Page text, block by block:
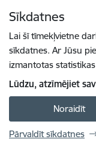
Sīkdatnes
Lai šī tīmekļvietne
sīkdatnes. Ar Jūsu
izmantotas
Lūdzu, atzīmējiet
Noraidīt
Pārvaldīt sīkdatnes